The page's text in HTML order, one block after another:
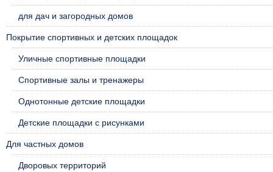
для дач и загородных домов
Покрытие спортивных и детских площадок
Уличные спортивные площадки
Спортивные залы и тренажеры
Однотонные детские площадки
Детские площадки с рисунками
Для частных домов
Дворовых территорий